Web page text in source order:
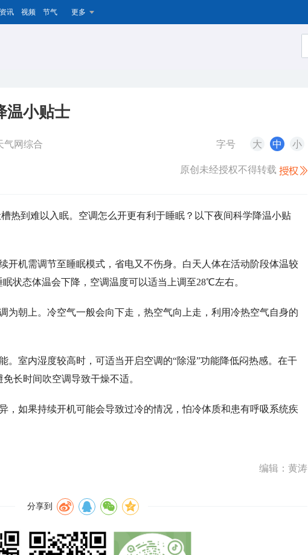
资讯 视频 节气 更多
温小贴士
气网综合 字号 大 中 小
原创未经授权不得转载
热到难以入眠。空调怎么开更有利于睡眠？以下夜间科学降温小贴
开机需调节至睡眠模式，省电又不伤身。白天人体在活动阶段体温较
状态体温会下降，空调温度可以适当上调至28℃左右。
为朝上。冷空气一般会向下走，热空气向上走，利用冷热空气自身的
。室内湿度较高时，可适当开启空调的“除湿”功能降低闷热感。在干
长时间吹空调导致干燥不适。
，如果持续开机可能会导致过冷的情况，怕冷体质和患有呼吸系统疾
编辑：黄涛
分享到